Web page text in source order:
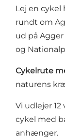
Lej en cykel
rundt om
ud på
og
Cykelrute
naturens
Vi udlejer 12
cykel med
anhænger.